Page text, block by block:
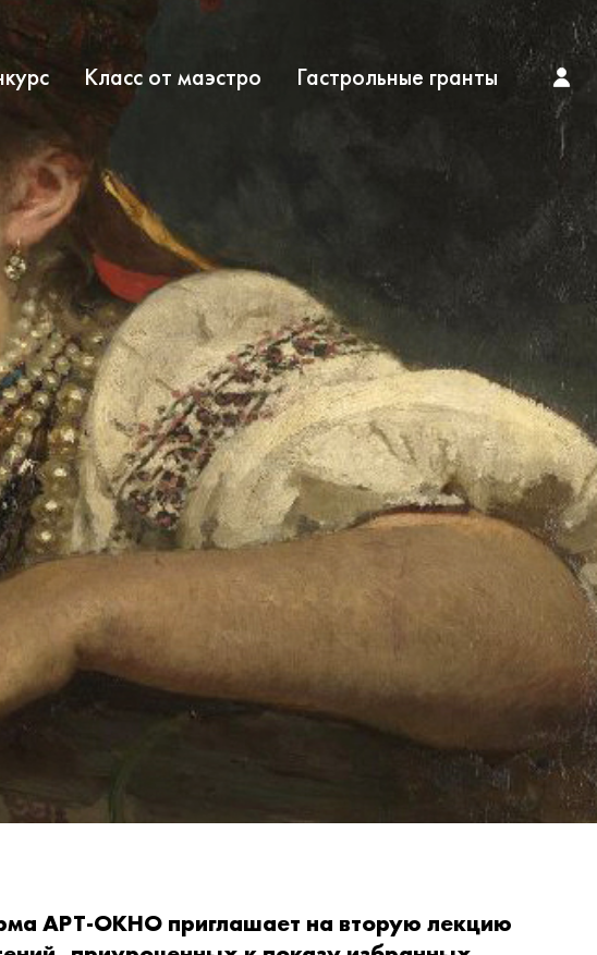
Класс от маэстро Гастрольные гранты
АРТ-ОКНО приглашает на вторую лекцию